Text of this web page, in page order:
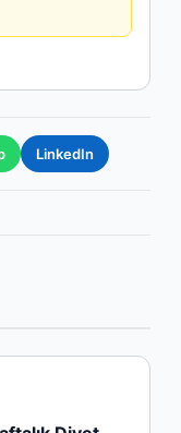
LinkedIn